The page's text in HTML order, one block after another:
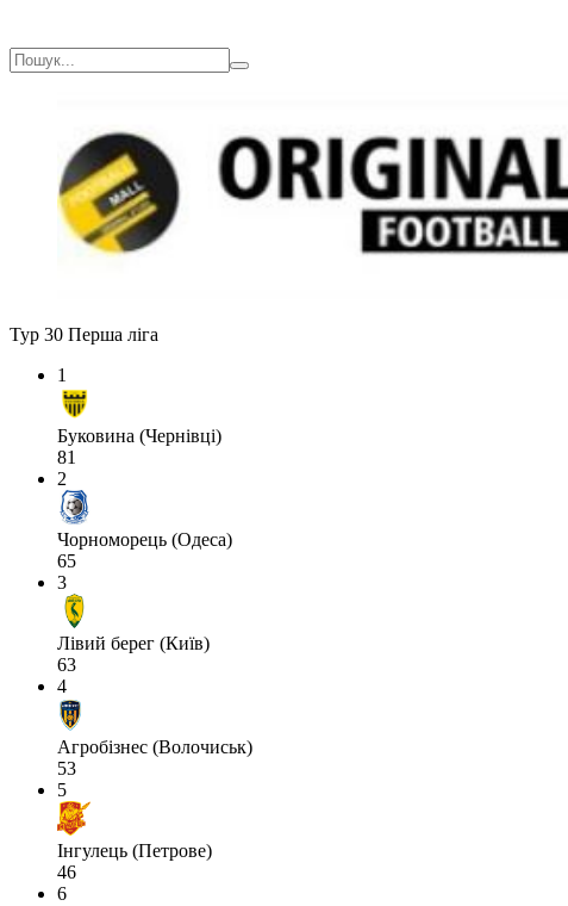
Тур 30 Перша ліга
1
Буковина (Чернівці)
81
2
Чорноморець (Одеса)
65
3
Лівий берег (Київ)
63
4
Агробізнес (Волочиськ)
53
5
Інгулець (Петрове)
46
6